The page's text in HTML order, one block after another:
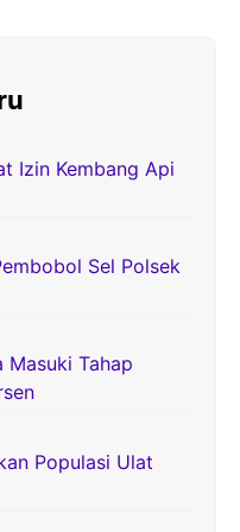
Izin Kembang Api
Sel Polsek
Masuki Tahap
Populasi Ulat